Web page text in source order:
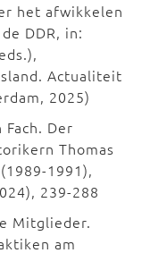
het afwikkelen
DDR, in:
Actualiteit
2025)
Der
Thomas
1991),
239-288
Mitglieder.
am